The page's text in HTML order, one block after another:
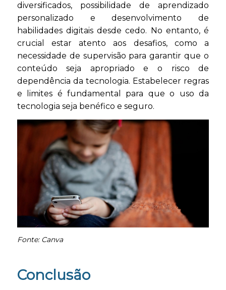
diversificados, possibilidade de aprendizado
personalizado e desenvolvimento de
habilidades digitais desde cedo. No entanto, é
crucial estar atento aos desafios, como a
necessidade de supervisão para garantir que o
conteúdo seja apropriado e o risco de
dependência da tecnologia. Estabelecer regras
e limites é fundamental para que o uso da
tecnologia seja benéfico e seguro.
Fonte: Canva
Conclusão